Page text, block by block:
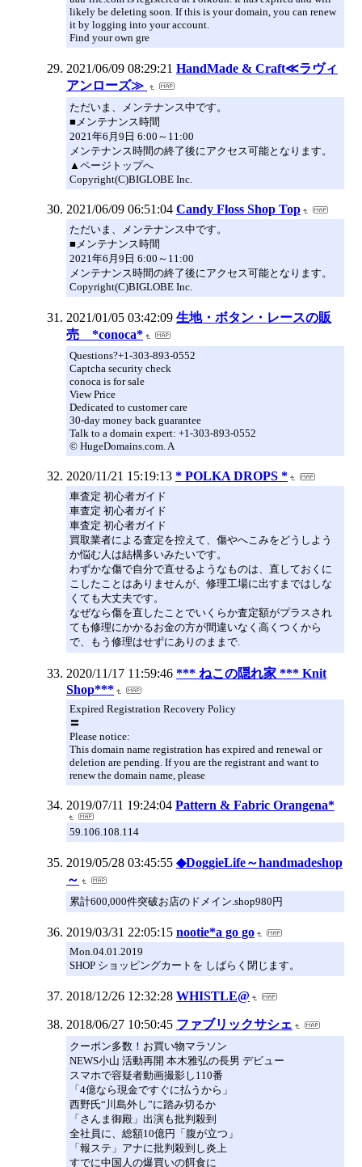
likely be deleting soon. If this is your domain, you can renew
it by logging into your account.
Find your own gre
2021/06/09 08:29:21 HandMade & Craft≪ラヴィ
アンローズ≫
ただいま、メンテナンス中です。
■メンテナンス時間
2021年6月9日 6:00～11:00
メンテナンス時間の終了後にアクセス可能となります。
▲ページトップへ
Copyright(C)BIGLOBE Inc.
2021/06/09 06:51:04 Candy Floss Shop Top
ただいま、メンテナンス中です。
■メンテナンス時間
2021年6月9日 6:00～11:00
メンテナンス時間の終了後にアクセス可能となります。
Copyright(C)BIGLOBE Inc.
2021/01/05 03:42:09 生地・ボタン・レースの販
売 *conoca*
Questions?+1-303-893-0552
Captcha security check
conoca is for sale
View Price
Dedicated to customer care
30-day money back guarantee
Talk to a domain expert: +1-303-893-0552
© HugeDomains.com. A
2020/11/21 15:19:13 * POLKA DROPS *
車査定 初心者ガイド
車査定 初心者ガイド
車査定 初心者ガイド
買取業者による査定を控えて、傷やへこみをどうしよう
か悩む人は結構多いみたいです。
わずかな傷で自分で直せるようなものは、直しておくに
こしたことはありませんが、修理工場に出すまではしな
くても大丈夫です。
なぜなら傷を直したことでいくらか査定額がプラスされ
ても修理にかかるお金の方が間違いなく高くつくから
で、もう修理はせずにありのままで.
2020/11/17 11:59:46 *** ねこの隠れ家 *** Knit
Shop***
Expired Registration Recovery Policy
〓
Please notice:
This domain name registration has expired and renewal or
deletion are pending. If you are the registrant and want to
renew the domain name, please
2019/07/11 19:24:04 Pattern & Fabric Orangena*
59.106.108.114
2019/05/28 03:45:55 ◆DoggieLife～handmadeshop
～
累計600,000件突破お店のドメイン.shop980円
2019/03/31 22:05:15 nootie*a go go
Mon.04.01.2019
SHOP ショッピングカートを しばらく閉じます。
2018/12/26 12:32:28 WHISTLE@
2018/06/27 10:50:45 ファブリックサシェ
クーポン多数！お買い物マラソン
NEWS小山 活動再開 本木雅弘の長男 デビュー
スマホで容疑者動画撮影し110番
「4億なら現金ですぐに払うから」
西野氏“川島外し”に踏み切るか
「さんま御殿」出演も批判殺到
全社員に、総額10億円「腹が立つ」
「報ステ」アナに批判殺到し炎上
すでに中国人の爆買いの餌食に